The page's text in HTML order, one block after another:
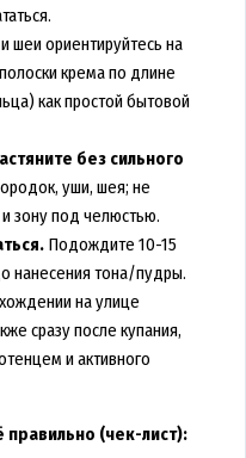
шеи ориентируйтесь на
крема по длине
как простой бытовой
без сильного
уши, шея; не
зону под челюстью.
Подождите 10-15
нанесения тона/пудры.
на улице
сразу после купания,
и активного
правильно (чек-лист):